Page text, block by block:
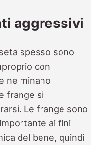
aggressivi
spesso sono
con
ne minano
frange si
Le frange sono
ai fini
del bene, quindi